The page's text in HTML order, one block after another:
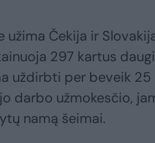
užima Čekija ir
297 kartus
uždirbti per beveik 25
darbo užmokesčio,
namą šeimai.